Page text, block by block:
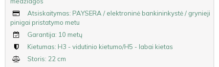
Atsiskaitymas: PAYSERA / elektroninė bankininkystė / grynieji
pinigai pristatymo metu
Garantija: 10 metų
Kietumas: H3 - vidutinio kietumo/H5 - labai kietas
Storis: 22 cm